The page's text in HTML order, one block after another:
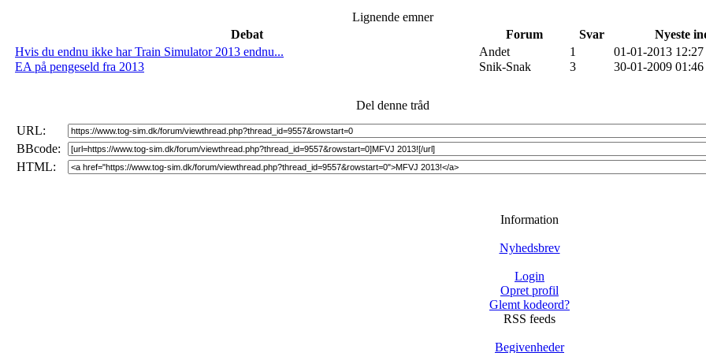
Lignende emner
Debat
Forum Svar
Nyeste
Hvis du endnu ikke har Train Simulator 2013 endnu...
Andet 1
01-01-2013 12:27
EA på pengeseld fra 2013
Snik-Snak 3 30-01-2009 01:46
Del denne tråd
URL:
BBcode:
HTML:
Information
Nyhedsbrev
Login
Opret profil
Glemt kodeord?
RSS feeds
Begivenheder